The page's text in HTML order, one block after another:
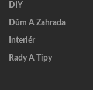
DIY
Dům A Zahrada
Interiér
Rady A Tipy